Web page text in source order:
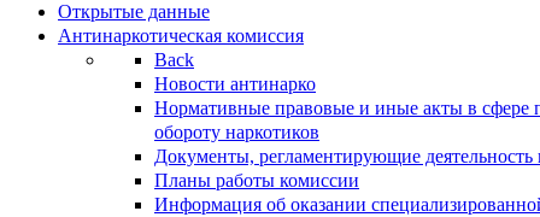
Открытые данные
Антинаркотическая комиссия
Back
Новости антинарко
Нормативные правовые и иные акты в сфере
обороту наркотиков
Документы, регламентирующие деятельность
Планы работы комиссии
Информация об оказании